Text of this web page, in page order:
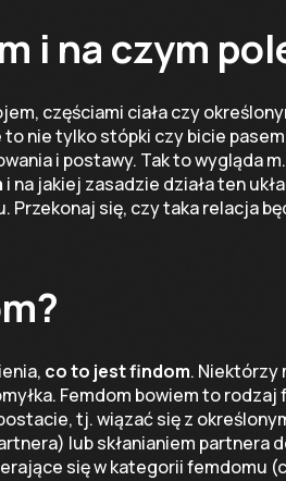
i na czym
częściami ciała czy
nie tylko stópki czy bicie
i postawy. Tak to wygląda
i na jakiej zasadzie działa ten
się, czy taka relacja
co to jest findom. Niektórzy
Femdom bowiem to
tj. wiązać się z
lub skłanianiem partnera
się w kategorii femdomu